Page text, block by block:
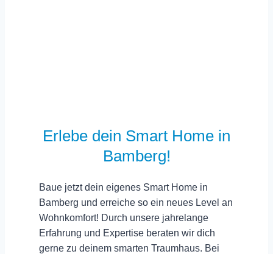
Erlebe dein Smart Home in
Bamberg!
Baue jetzt dein eigenes Smart Home in
Bamberg und erreiche so ein neues Level an
Wohnkomfort! Durch unsere jahrelange
Erfahrung und Expertise beraten wir dich
gerne zu deinem smarten Traumhaus. Bei